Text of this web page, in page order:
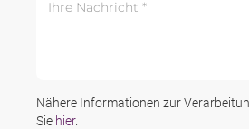
Nähere Informationen zur
Sie hier.